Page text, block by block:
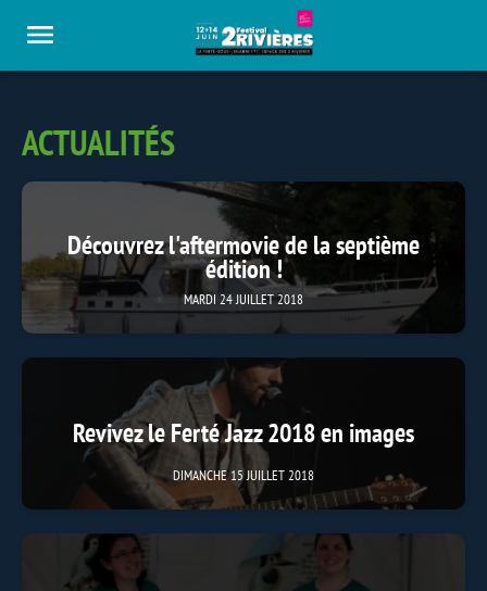
ACTUALITÉS
Découvrez l'aftermovie de la septième
édition !
MARDI 24 JUILLET 2018
Revivez le Ferté Jazz 2018 en images
DIMANCHE 15 JUILLET 2018